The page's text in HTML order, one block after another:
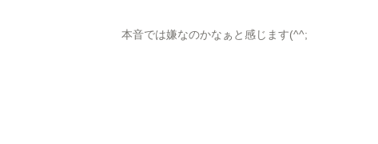
本音では嫌なのかなぁと感じます(^^;